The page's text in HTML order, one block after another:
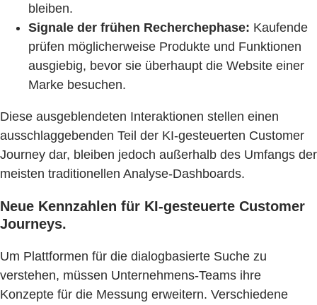
bleiben.
Signale der frühen Recherchephase: Kaufende
prüfen möglicherweise Produkte und Funktionen
ausgiebig, bevor sie überhaupt die Website einer
Marke besuchen.
Diese ausgeblendeten Interaktionen stellen einen
ausschlaggebenden Teil der KI-gesteuerten Customer
Journey dar, bleiben jedoch außerhalb des Umfangs der
meisten traditionellen Analyse-Dashboards.
Neue Kennzahlen für KI-gesteuerte Customer
Journeys.
Um Plattformen für die dialogbasierte Suche zu
verstehen, müssen Unternehmens-Teams ihre
Konzepte für die Messung erweitern. Verschiedene